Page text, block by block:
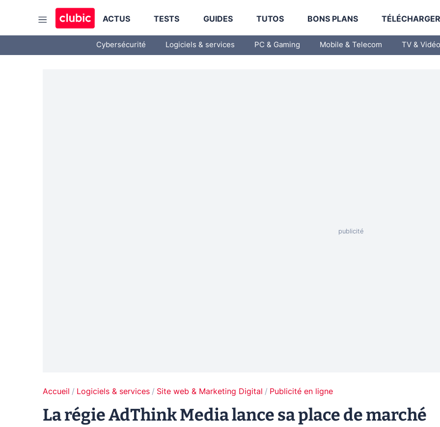
ACTUS TESTS GUIDES TUTOS BONS PLANS
Cybersécurité Logiciels & services PC & Gaming Mobile & Telecom TV & Vidéo
Accueil Logiciels & services Site web & Marketing Digital Publicité en ligne
La régie AdThink Media lance sa place de marché